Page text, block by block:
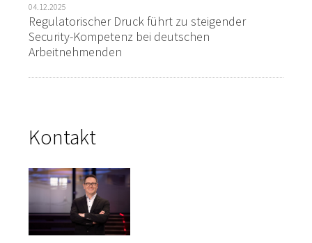
04.12.2025
Regulatorischer Druck führt zu steigender
Security-Kompetenz bei deutschen
Arbeitnehmenden
Kontakt